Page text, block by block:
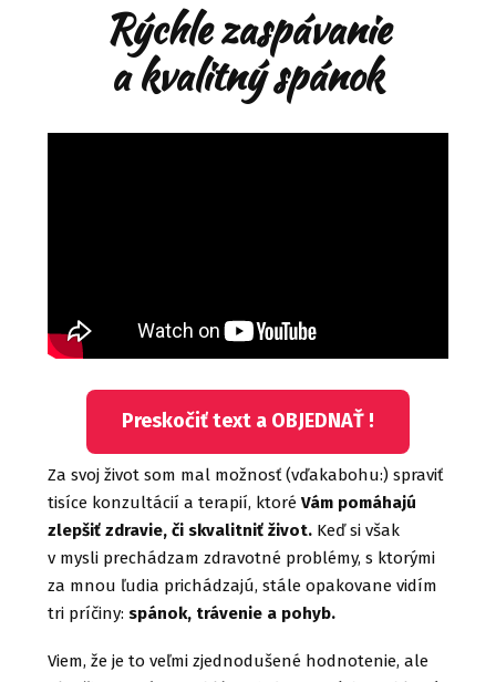
Rýchle zaspávanie
a kvalitný spánok
Preskočiť text a OBJEDNAŤ !
Za svoj život som mal možnosť (vďakabohu:) spraviť
tisíce konzultácií a terapií, ktoré Vám pomáhajú
zlepšiť zdravie, či skvalitniť život.Keď si však
v mysli prechádzam zdravotné problémy, s ktorými
za mnou ľudia prichádzajú, stále opakovane vidím
tri príčiny: spánok, trávenie a pohyb.
Viem, že je to veľmi zjednodušené hodnotenie, ale